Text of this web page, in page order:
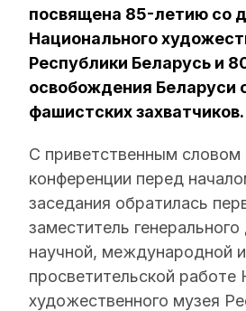
посвящена 85-летию со
Национального
Республики Беларусь и
освобождения Беларуси
фашистских захватчиков.
С приветственным словом
конференции перед
заседания обратилась
заместитель
научной, международной и
просветительской работе
художественного музея